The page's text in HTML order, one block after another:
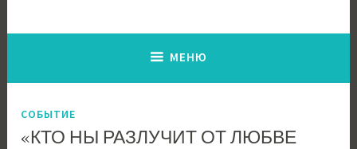
МЕНЮ
СОБЫТИЕ
«КТО НЫ РАЗЛУЧИТ ОТ ЛЮБВЕ